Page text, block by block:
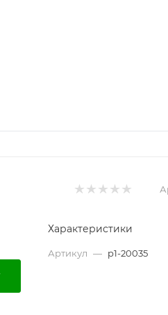
Характеристики
Артикул — p1-20035